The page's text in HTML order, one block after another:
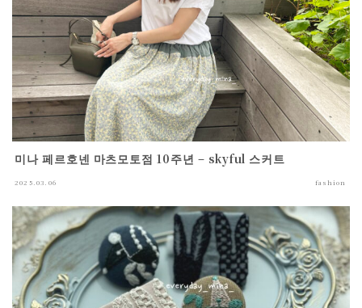
미나 페르호넨 마츠모토점 10주년 – skyful 스커트
2025.03.06 fashion